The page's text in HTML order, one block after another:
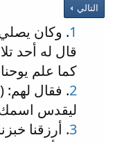
التالي
1. وكان
قال له أحد
كما علم
2. فقال لهم:
ليقدس اسمك
3. أرزقنا